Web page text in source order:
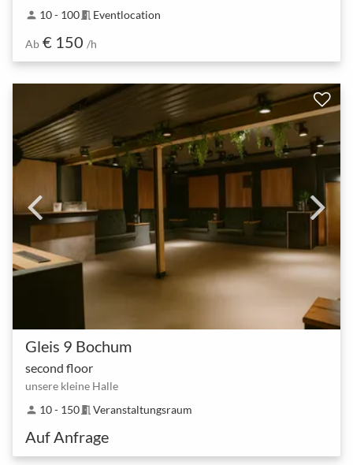
person 10 - 100meeting_room Eventlocation
Ab € 150 /h
Gleis 9 Bochum
second floor
unsere kleine Halle
person 10 - 150meeting_room Veranstaltungsraum
Auf Anfrage